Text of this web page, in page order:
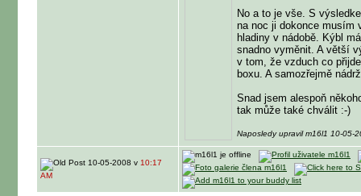
No a to je vše. S
na noc ji dokonce musím
hladiny v nádobě. Kýbl
snadno vyměnit. A větší
v tom, že vzduch co
boxu. A samozřejmě
Snad jsem alespoň
tak může také chválit :-)
Naposledy upravil m16l1 10-05-
10-05-2008 v 10:17
AM